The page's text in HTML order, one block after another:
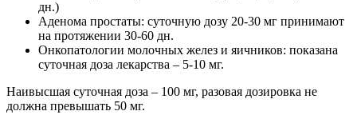
дн.)
Аденома простаты: суточную дозу 20-30 мг принимают
на протяжении 30-60 дн.
Онкопатологии молочных желез и яичников: показана
суточная доза лекарства – 5-10 мг.
Наивысшая суточная доза – 100 мг, разовая дозировка не
должна превышать 50 мг.